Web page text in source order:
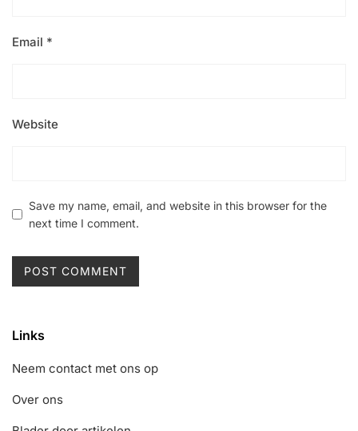
Email *
Website
Save my name, email, and website in this browser for the
next time I comment.
Links
Neem contact met ons op
Over ons